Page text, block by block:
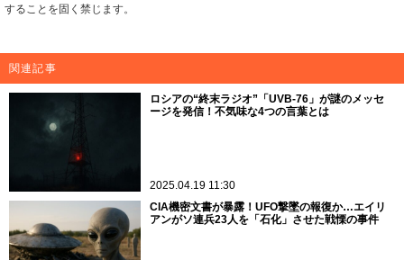
することを固く禁じます。
関連記事
ロシアの“終末ラジオ”「UVB-76」が謎のメッセ
ージを発信！不気味な4つの言葉とは
2025.04.19 11:30
CIA機密文書が暴露！UFO撃墜の報復か…エイリ
アンがソ連兵23人を「石化」させた戦慄の事件